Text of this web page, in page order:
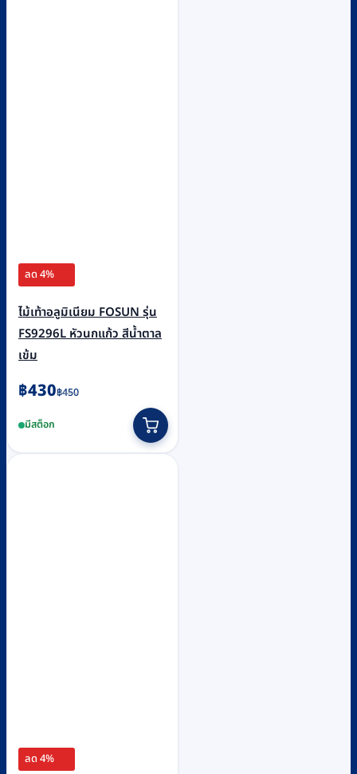
ลด 4%
ไม้เท้าอลูมิเนียม FOSUN รุ่น
FS9296L หัวนกแก้ว สีน้ำตาล
เข้ม
฿450
Original
was:
฿450.
฿430
Current
is:
฿430.
มีสต็อก
ลด 4%